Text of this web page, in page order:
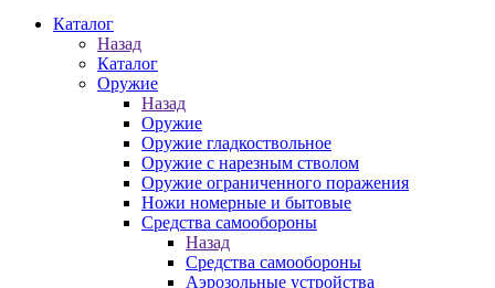
Каталог
Назад
Каталог
Оружие
Назад
Оружие
Оружие гладкоствольное
Оружие с нарезным стволом
Оружие ограниченного поражения
Ножи номерные и бытовые
Средства самообороны
Назад
Средства самообороны
Аэрозольные устройства